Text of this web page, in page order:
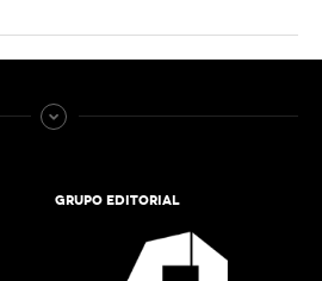
GRUPO EDITORIAL